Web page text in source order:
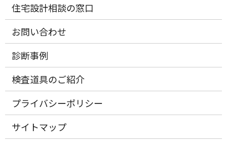
住宅設計相談の窓口
お問い合わせ
診断事例
検査道具のご紹介
プライバシーポリシー
サイトマップ